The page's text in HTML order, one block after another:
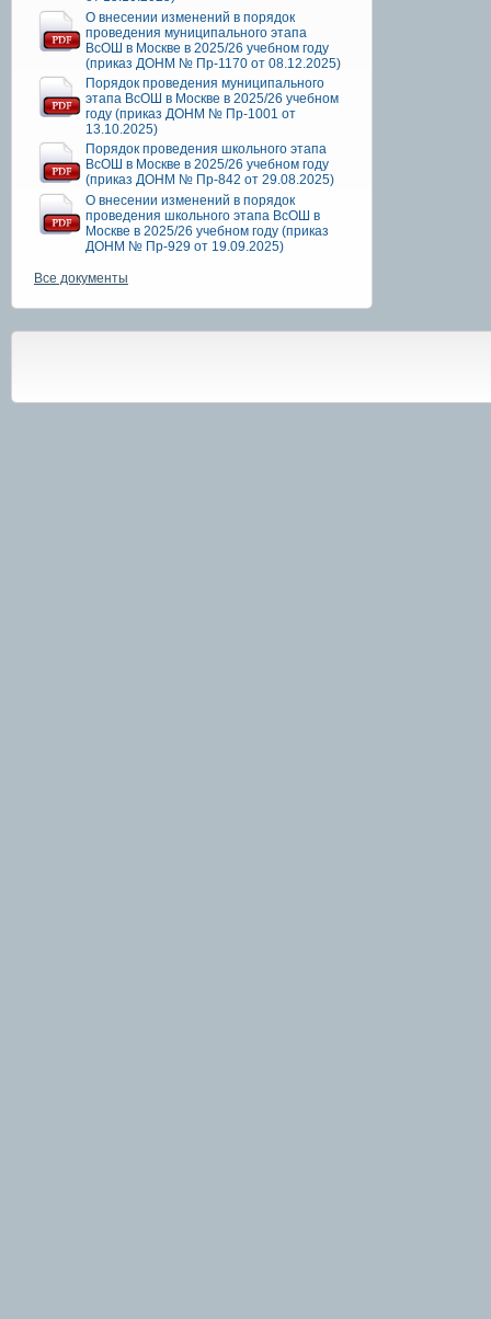
О внесении изменений в порядок
проведения муниципального этапа
ВсОШ в Москве в 2025/26 учебном году
(приказ ДОНМ № Пр-1170 от 08.12.2025)
Порядок проведения муниципального
этапа ВсОШ в Москве в 2025/26 учебном
году (приказ ДОНМ № Пр-1001 от
13.10.2025)
Порядок проведения школьного этапа
ВсОШ в Москве в 2025/26 учебном году
(приказ ДОНМ № Пр-842 от 29.08.2025)
О внесении изменений в порядок
проведения школьного этапа ВсОШ в
Москве в 2025/26 учебном году (приказ
ДОНМ № Пр-929 от 19.09.2025)
Все документы